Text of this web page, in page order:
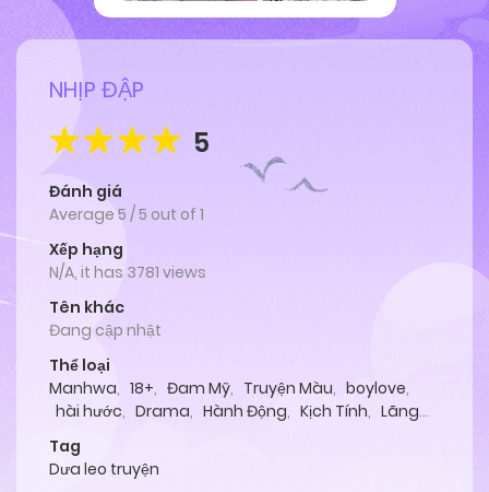
NHỊP ĐẬP
5
Đánh giá
Average 5 /5 out of 1
Xếp hạng
N/A, it has 3781 views
Tên khác
Đang cập nhật
Thể loại
Manhwa, 18+, Đam Mỹ, Truyện Màu, boylove,
hài hước, Drama, Hành Động, Kịch Tính, Lãng
Tag
Dưa leo truyện